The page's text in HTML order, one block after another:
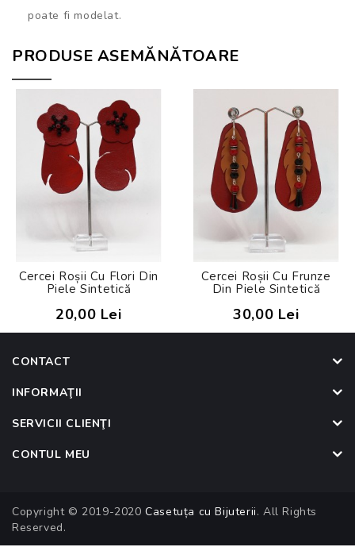
poate fi modelat.
PRODUSE ASEMĂNĂTOARE
Cercei Roșii Cu Flori Din
Piele Sintetică
20,00 Lei
Cercei Roșii Cu Frunze
Din Piele Sintetică
30,00 Lei
CONTACT
INFORMAŢII
SERVICII CLIENŢI
CONTUL MEU
Copyright © 2019-2020Casetuța cu Bijuterii. All Rights
Reserved.